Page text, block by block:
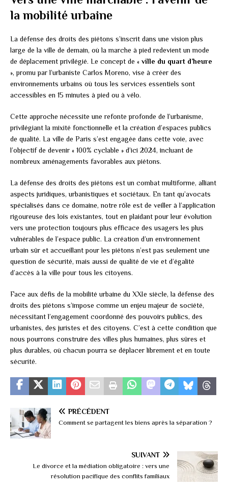
la mobilité urbaine
La défense des droits des piétons s’inscrit dans une vision plus
large de la ville de demain, où la marche à pied redevient un mode
de déplacement privilégié. Le concept de « ville du quart d’heure
», promu par l’urbaniste Carlos Moreno, vise à créer des
environnements urbains où tous les services essentiels sont
accessibles en 15 minutes à pied ou à vélo.
Cette approche nécessite une refonte profonde de l’urbanisme,
privilégiant la mixité fonctionnelle et la création d’espaces publics
de qualité. La ville de Paris s’est engagée dans cette voie, avec
l’objectif de devenir « 100% cyclable » d’ici 2024, incluant de
nombreux aménagements favorables aux piétons.
La défense des droits des piétons est un combat multiforme, alliant
aspects juridiques, urbanistiques et sociétaux. En tant qu’avocats
spécialisés dans ce domaine, notre rôle est de veiller à l’application
rigoureuse des lois existantes, tout en plaidant pour leur évolution
vers une protection toujours plus efficace des usagers les plus
vulnérables de l’espace public. La création d’un environnement
urbain sûr et accueillant pour les piétons n’est pas seulement une
question de sécurité, mais aussi de qualité de vie et d’égalité
d’accès à la ville pour tous les citoyens.
Face aux défis de la mobilité urbaine du XXIe siècle, la défense des
droits des piétons s’impose comme un enjeu majeur de société,
nécessitant l’engagement coordonné des pouvoirs publics, des
urbanistes, des juristes et des citoyens. C’est à cette condition que
nous pourrons construire des villes plus humaines, plus sûres et
plus durables, où chacun pourra se déplacer librement et en toute
sécurité.
PRÉCÉDENT
Comment se partagent les biens après la séparation ?
SUIVANT
Le divorce et la médiation obligatoire : vers une
résolution pacifique des conflits familiaux